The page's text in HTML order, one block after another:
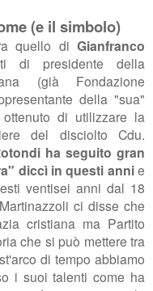
(e il simbolo)
quello di Gianfranco
di presidente della
(già Fondazione
della "sua"
di utilizzare la
del disciolto Cdu.
ha seguito gran
diccì in questi annie
ventisei anni dal 18
ci disse che
cristiana ma Partito
che si può mettere tra
di tempo abbiamo
i suoi talenticome ha